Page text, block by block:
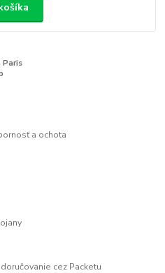
Paris
a ochota
cez Packetu